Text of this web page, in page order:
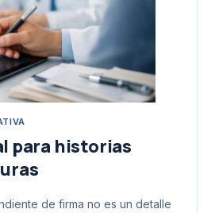
para historias
de firma no es un detalle